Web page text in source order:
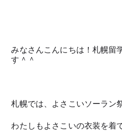
みなさんこんにちは！札幌留
す＾＾
札幌では、よさこいソーラン
わたしもよさこいの衣装を着